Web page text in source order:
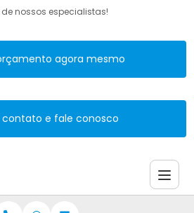
nossos especialistas!
agora mesmo
contato e fale conosco